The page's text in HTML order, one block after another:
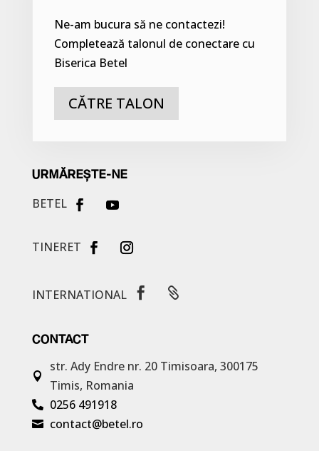
Ne-am bucura să ne contactezi!
Completează talonul de conectare cu
Biserica Betel
CĂTRE TALON
URMĂREȘTE-NE
BETEL
TINERET
INTERNATIONAL  
CONTACT

str. Ady Endre nr. 20 Timisoara, 300175
Timis, Romania
 0256 491918
 contact@betel.ro